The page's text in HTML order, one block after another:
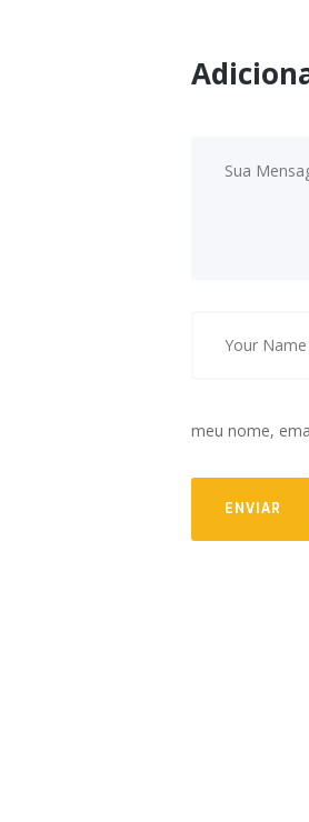
meu nome,